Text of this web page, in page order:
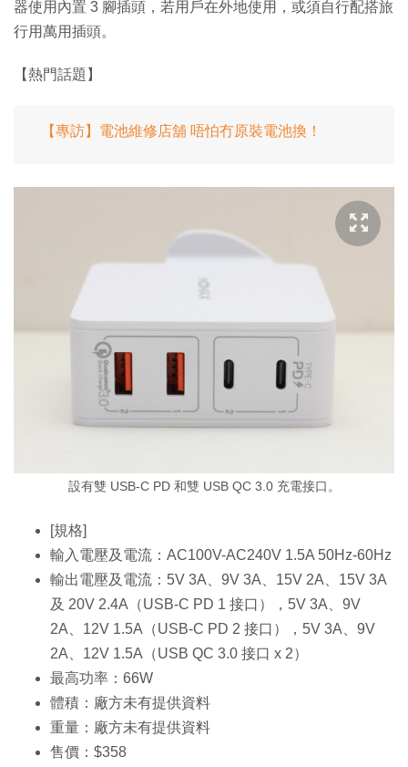
器使用內置 3 腳插頭，若用戶在外地使用，或須自行配搭旅
行用萬用插頭。
【熱門話題】
【專訪】電池維修店舖 唔怕冇原裝電池換！
設有雙 USB-C PD 和雙 USB QC 3.0 充電接口。
[規格]
輸入電壓及電流：AC100V-AC240V 1.5A 50Hz-60Hz
輸出電壓及電流：5V 3A、9V 3A、15V 2A、15V 3A
及 20V 2.4A（USB-C PD 1 接口），5V 3A、9V
2A、12V 1.5A（USB-C PD 2 接口），5V 3A、9V
2A、12V 1.5A（USB QC 3.0 接口 x 2）
最高功率：66W
體積：廠方未有提供資料
重量：廠方未有提供資料
售價：$358